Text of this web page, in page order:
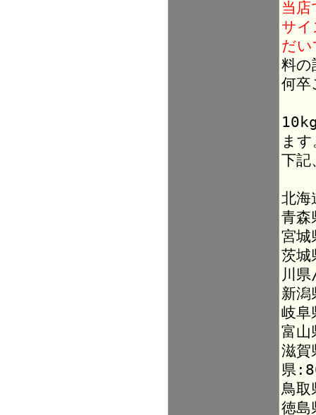
当
サ
だ
料の
何卒
ま
下記
北海
青
宮
茨
川
新
岐
富
滋
県
鳥
徳